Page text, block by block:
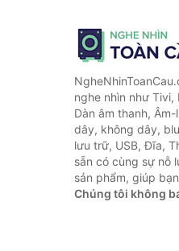
nghe nhìn như Tivi,
Dàn âm thanh,
dây, không dây,
lưu trữ, USB, Đĩa,
sẵn có cùng sự nỗ
sản phẩm, giúp
Chúng tôi không